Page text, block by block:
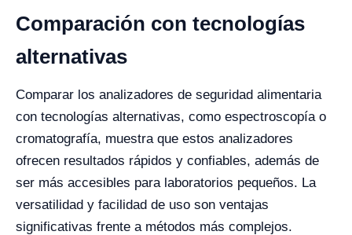
Comparación con tecnologías
alternativas
Comparar los analizadores de seguridad alimentaria
con tecnologías alternativas, como espectroscopía o
cromatografía, muestra que estos analizadores
ofrecen resultados rápidos y confiables, además de
ser más accesibles para laboratorios pequeños. La
versatilidad y facilidad de uso son ventajas
significativas frente a métodos más complejos.